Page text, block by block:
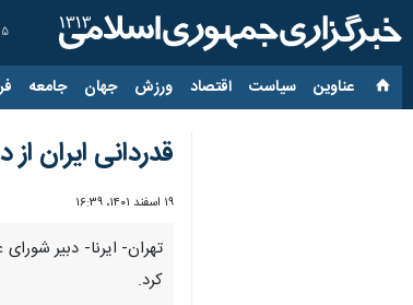
۱۵
عناوین‌ سیاست اقتصاد ورزش جهان جامعه
قدردانی ایران
۱۹ اسفند ۱۴۰۱، ۱۶:۳۹
تهران- ایرنا- دبیر
کرد.